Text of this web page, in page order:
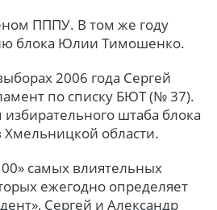
ПППУ. В том же году
блока Юлии Тимошенко.
2006 года Сергей
по списку БЮТ (№ 37).
штаба блока
области.
самых влиятельных
ежегодно определяет
Сергей и Александр